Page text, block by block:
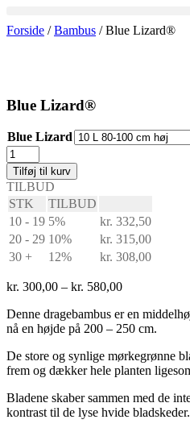
Forside /Bambus / Blue Lizard®
Blue Lizard®
Blue Lizard
Blue
Lizard®
antal
Tilføj til kurv
TILBUD
STK
TILBUD
10 - 19 5% kr. 332,50
20 - 29 10% kr. 315,00
30 +
12% kr. 308,00
kr. 300,00 – kr. 580,00Prisinterval:
til
kr. 580,00
Denne dragebambus er en
nå en højde på 200 – 250 cm.
De store og synlige mørkegrønne
frem og dækker hele planten
Bladene skaber sammen med de
kontrast til de lyse hvide bladskeder.